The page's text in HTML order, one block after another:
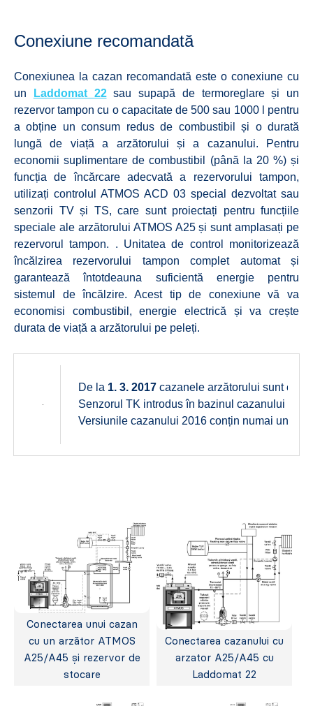
Conexiune recomandată
Conexiunea la cazan recomandată este o conexiune cu
un
Laddomat 22sau supapă de termoreglare și un
rezervor tampon cu o capacitate de 500 sau 1000 l pentru
a obține un consum redus de combustibil și o durată
lungă de viață a arzătorului și a cazanului. Pentru
economii suplimentare de combustibil (până la 20 %) și
funcția de încărcare adecvată a rezervorului tampon,
utilizați controlul ATMOS ACD 03 special dezvoltat sau
senzorii TV și TS, care sunt proiectați pentru funcțiile
speciale ale arzătorului ATMOS A25 și sunt amplasați pe
rezervorul tampon. . Unitatea de control monitorizează
încălzirea rezervorului tampon complet automat și
garantează întotdeauna suficientă energie pentru
sistemul de încălzire. Acest tip de conexiune vă va
economisi combustibil, energie electrică și va crește
durata de viață a arzătorului pe peleți.
De la 1. 3. 2017 cazanele arzătorului sunt
Senzorul TK introdus în bazinul cazanului (de
Versiunile cazanului 2016 conțin numai un
Conectarea unui cazan
cu un arzător ATMOS
A25/A45 și rezervor de
stocare
Conectarea cazanului cu
arzator A25/A45 cu
Laddomat 22